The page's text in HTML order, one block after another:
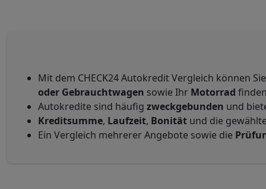
Mit dem CHECK24 Autokredit Vergleich können
oder Gebrauchtwagen sowie Ihr Motorrad
Autokredite sind häufig zweckgebunden und
Kreditsumme, Laufzeit, Bonität und die
Ein Vergleich mehrerer Angebote sowie die